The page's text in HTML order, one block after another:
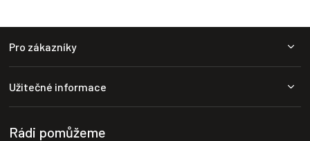
Pro zákazníky
Užitečné informace
Rádi pomůžeme